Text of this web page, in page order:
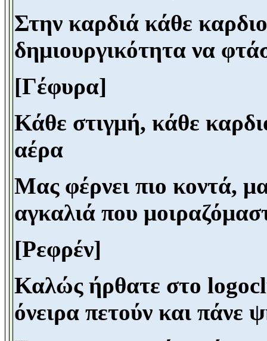
Στην καρδιά κάθε
δημιουργικότητα να
[Γέφυρα]
Κάθε στιγμή, κάθε
αέρα
Μας φέρνει πιο κοντά,
αγκαλιά που
[Ρεφρέν]
Καλώς ήρθατε στο logo
όνειρα πετούν και πάνε